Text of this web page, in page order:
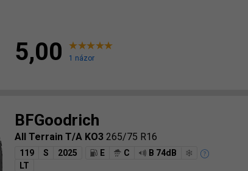
5,00
1 názor
BFGoodrich
All Terrain T/A KO3 265/75 R16
119 S 2025 E C
B 74dB
LT